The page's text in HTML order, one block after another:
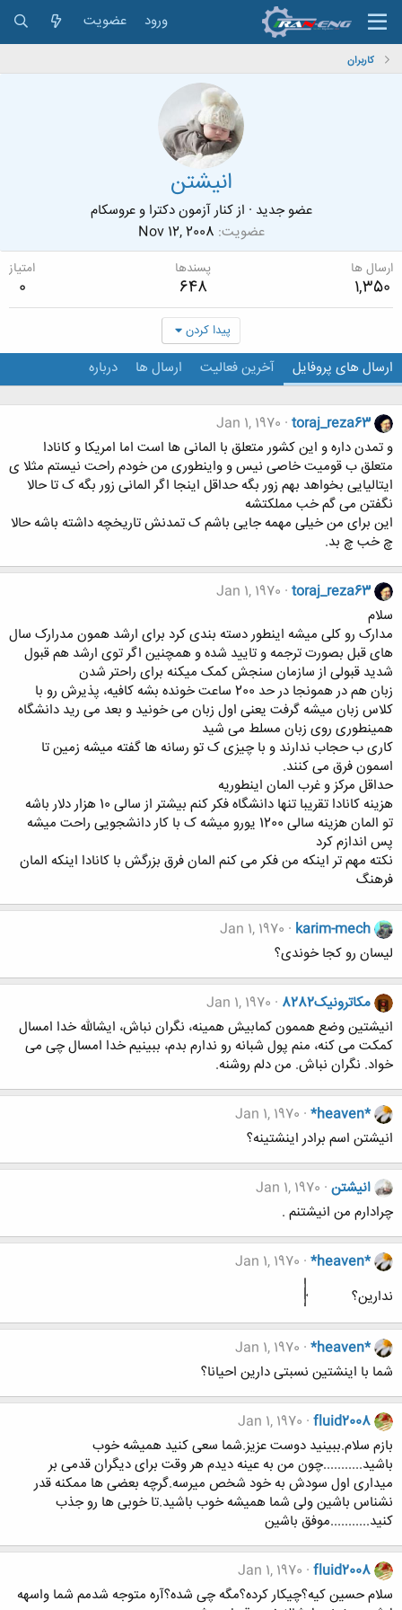
ورود عضویت
کاربران
انیشتن
عضو جدید · ازکنار آزمون دکترا و عروسکام
عضویت Nov 12, 2008
ارسال ها
1,350
پسندها
648
امتیاز
0
پیدا کردن
ارسال های پروفایل آخرین فعالیت ارسال ها درباره
toraj_reza63
Jan 1, 1970
و تمدن داره و این کشور متعلق با المانی ها است اما امریکا و کانادا
متعلق ب قومیت خاصی نیس و واینطوری من خودم راحت نیستم مثلا ی
ایتالیایی بخواهد بهم زور بگه حداقل اینجا اگر المانی زور بگه ک تا حالا
نگفتن می گم خب مملکتشه
این برای من خیلی مهمه جایی باشم ک تمدنش تاریخچه داشته باشه حالا
چ خب چ بد.
toraj_reza63
Jan 1, 1970
سلام
مدارک رو کلی میشه اینطور دسته بندی کرد برای ارشد همون مدرارک سال
های قبل بصورت ترجمه و تایید شده و همچنین اگر توی ارشد هم قبول
شدید قبولی از سازمان سنجش کمک میکنه برای راحتر شدن
زبان هم در همونجا در حد 200 ساعت خونده بشه کافیه، پذیرش رو با
کلاس زبان میشه گرفت یعنی اول زبان می خونید و بعد می رید دانشگاه
همینطوری روی زبان مسلط می شید
کاری ب حجاب ندارند و با چیزی ک تو رسانه ها گفته میشه زمین تا
اسمون فرق می کنند.
حداقل مرکز و غرب المان اینطوریه
هزینه کانادا تقریبا تنها دانشگاه فکر کنم بیشتر از سالی 10 هزار دلار باشه
تو المان هزینه سالی 1200 یورو میشه ک با کار دانشجویی راحت میشه
پس اندازم کرد
نکته مهم تر اینکه من فکر می کنم المان فرق بزرگش با کانادا اینکه المان
فرهنگ
karim-mech
Jan 1, 1970
لیسان رو کجا خوندی؟
مکاترونیک8282
Jan 1, 1970
انیشتین وضع هممون کمابیش همینه، نگران نباش، ایشالله خدا امسال
کمکت می کنه، منم پول شبانه رو ندارم بدم، ببینیم خدا امسال چی می
خواد. نگران نباش. من دلم روشنه.
*heaven*
Jan 1, 1970
انیشتن اسم برادر اینشتینه؟
انیشتن Jan 1, 1970
چرادارم من انیشتنم .
*heaven*
Jan 1, 1970
ندارین؟
*heaven*
Jan 1, 1970
شما با اینشتین نسبتی دارین احیانا؟
fluid2008
Jan 1, 1970
بازم سلام.ببینید دوست عزیز.شما سعی کنید همیشه خوب
باشید...........چون من به عینه دیدم هر وقت برای دیگران قدمی بر
میداری اول سودش به خود شخص میرسه.گرچه بعضی ها ممکنه قدر
نشناس باشین ولی شما همیشه خوب باشید.تا خوبی ها رو جذب
کنید...........موفق باشین
fluid2008
Jan 1, 1970
سلام حسین کیه؟چیکار کرده؟مگه چی شده؟آره متوجه شدمم شما واسهه